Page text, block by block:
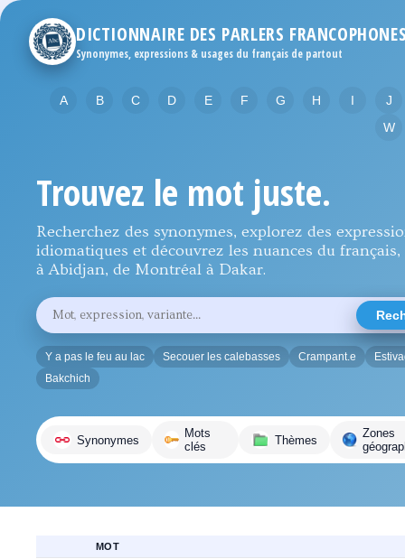
DICTIONNAIRE DES PARLERS
Synonymes, expressions & usages du français de partout
A B C D E F G H I
J
W
Trouvez le mot juste.
Recherchez des synonymes, explorez des
idiomatiques et découvrez les nuances du français,
à Abidjan, de Montréal à Dakar.
Rechercher
un
mot,
une
expression
ou
une
Y a pas le feu au lac Secouer les calebasses Crampant.e
Bakchich
Synonymes
Mots
clés
Thèmes
Zones
MOT